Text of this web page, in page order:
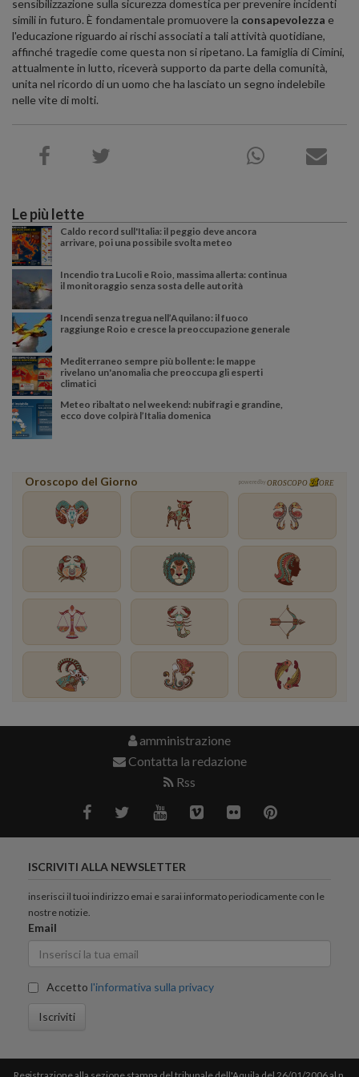
sensibilizzazione sulla sicurezza domestica per prevenire incidenti
simili in futuro. È fondamentale promuovere la consapevolezza e
l'educazione riguardo ai rischi associati a tali attività quotidiane,
affinché tragedie come questa non si ripetano. La famiglia di Cimini,
attualmente in lutto, riceverà supporto da parte della comunità,
unita nel ricordo di un uomo che ha lasciato un segno indelebile
nelle vite di molti.
Le più lette
Caldo record sull'Italia: il peggio deve ancora
arrivare, poi una possibile svolta meteo
Incendio tra Lucoli e Roio, massima allerta: continua
il monitoraggio senza sosta delle autorità
Incendi senza tregua nell’Aquilano: il fuoco
raggiunge Roio e cresce la preoccupazione generale
Mediterraneo sempre più bollente: le mappe
rivelano un'anomalia che preoccupa gli esperti
climatici
Meteo ribaltato nel weekend: nubifragi e grandine,
ecco dove colpirà l’Italia domenica
Oroscopo del Giorno powered by OROSCOPO ORE
amministrazione
Contatta la redazione
Rss
ISCRIVITI ALLA NEWSLETTER
inserisci il tuoi indirizzo emai e sarai informato periodicamente con le
nostre notizie.
Email
Accetto l'informativa sulla privacy
Iscriviti